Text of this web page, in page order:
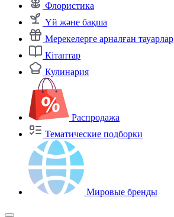
Флористика
Үй және бақша
Мерекелерге арналған тауарлар
Кітаптар
Кулинария
Распродажа
Тематические подборки
Мировые бренды